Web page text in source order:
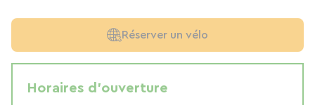
Réserver un vélo
Horaires d'ouverture